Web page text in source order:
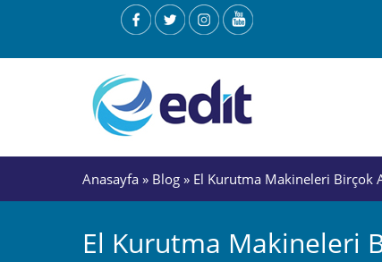
Anasayfa » Blog » El Kurutma Makineleri Birçok
El Kurutma Makineleri